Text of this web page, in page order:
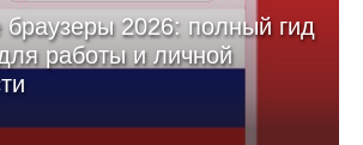
браузеры 2026: полный гид
работы и личной